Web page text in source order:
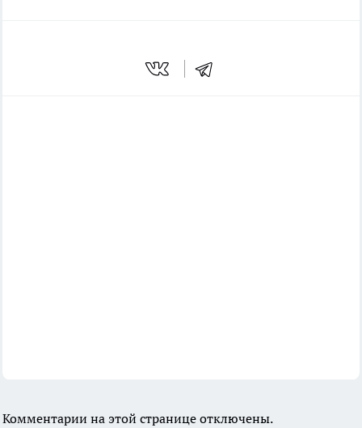
Комментарии на этой странице отключены.